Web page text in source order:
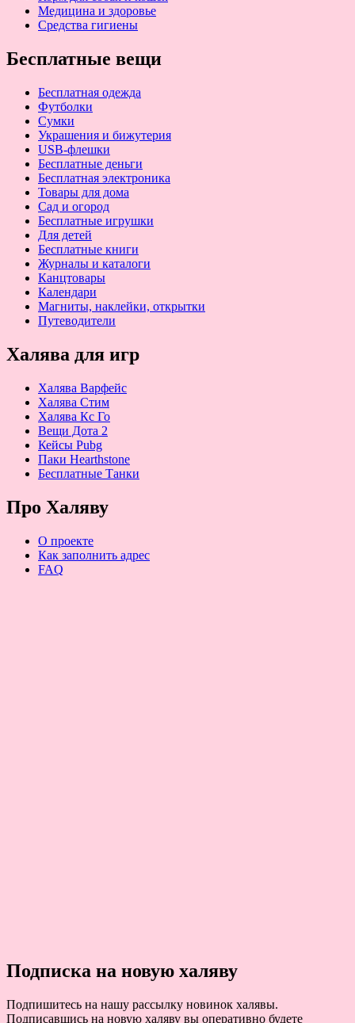
Медицина и здоровье
Средства гигиены
Бесплатные вещи
Бесплатная одежда
Футболки
Сумки
Украшения и бижутерия
USB-флешки
Бесплатные деньги
Бесплатная электроника
Товары для дома
Сад и огород
Бесплатные игрушки
Для детей
Бесплатные книги
Журналы и каталоги
Канцтовары
Календари
Магниты, наклейки, открытки
Путеводители
Халява для игр
Халява Варфейс
Халява Стим
Халява Кс Го
Вещи Дота 2
Кейсы Pubg
Паки Hearthstone
Бесплатные Танки
Про Халяву
О проекте
Как заполнить адрес
FAQ
Подписка на новую халяву
Подпишитесь на нашу рассылку новинок халявы.
Подписавшись на новую халяву вы оперативно будете